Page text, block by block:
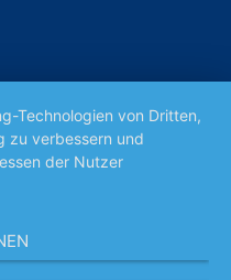
Technologien von Dritten,
zu verbessern und
der Nutzer